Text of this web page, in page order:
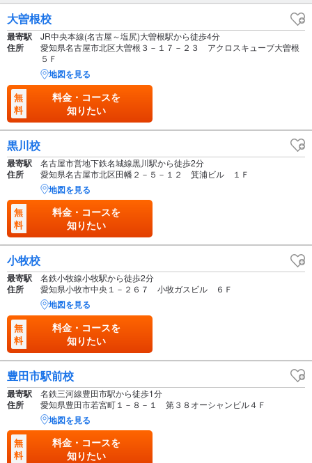
大曽根校
最寄駅 JR中央本線(名古屋～塩尻)大曽根駅から徒歩4分
住所
愛知県名古屋市北区大曽根３－１７－２３ アクロスキューブ大曽根
５Ｆ
地図を見る
無
料
料金・コースを
知りたい
黒川校
最寄駅 名古屋市営地下鉄名城線黒川駅から徒歩2分
住所 愛知県名古屋市北区田幡２－５－１２ 箕浦ビル １Ｆ
地図を見る
無
料
料金・コースを
知りたい
小牧校
最寄駅 名鉄小牧線小牧駅から徒歩2分
住所 愛知県小牧市中央１－２６７ 小牧ガスビル ６Ｆ
地図を見る
無
料
料金・コースを
知りたい
豊田市駅前校
最寄駅 名鉄三河線豊田市駅から徒歩1分
住所 愛知県豊田市若宮町１－８－１ 第３８オーシャンビル４Ｆ
地図を見る
無
料
料金・コースを
知りたい